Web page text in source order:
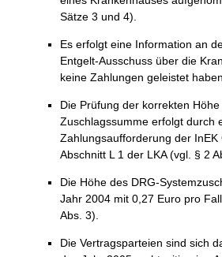
Sätze 3 und 4).
Es erfolgt eine Information an
Entgelt-Ausschuss über die
keine Zahlungen geleistet
Die Prüfung der korrekten
Zuschlagssumme erfolgt durch
Zahlungsaufforderung der InEK
Abschnitt L 1 der LKA (vgl. § 2
Die Höhe des DRG-
Jahr 2004 mit 0,27 Euro pro
Abs. 3).
Die Vertragsparteien sind sich